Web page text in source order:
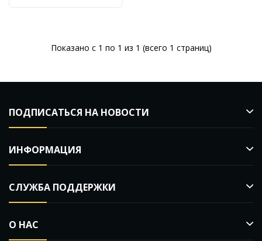
Показано с 1 по 1 из 1 (всего 1 страниц)
ПОДПИСАТЬСЯ НА НОВОСТИ
ИНФОРМАЦИЯ
СЛУЖБА ПОДДЕРЖКИ
О НАС